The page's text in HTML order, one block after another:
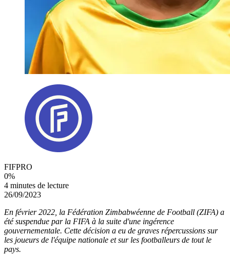
FIFPRO
0%
4 minutes de lecture
26/09/2023
En février 2022, la Fédération Zimbabwéenne de Football (ZIFA) a
été suspendue par la FIFA à la suite d'une ingérence
gouvernementale. Cette décision a eu de graves répercussions sur
les joueurs de l'équipe nationale et sur les footballeurs de tout le
pays.